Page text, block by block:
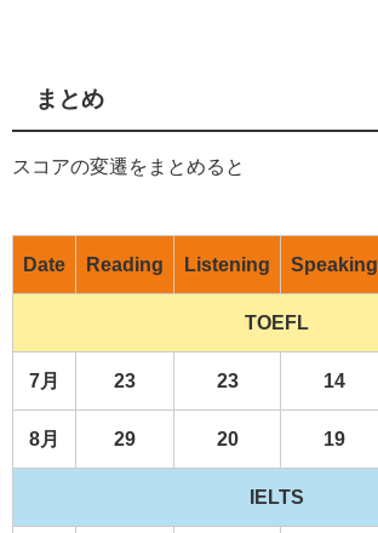
まとめ
スコアの変遷をまとめると
Date Reading Listening Speaking
TOEFL
7月 23 23 14
8月 29 20 19
IELTS